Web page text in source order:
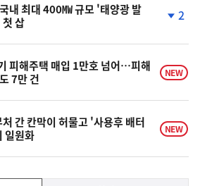
내 최대 400㎿ 규모 '태양광 발
삽
락
2
피해주택 매입 1만호 넘어…피해
7만 건
NEW
간 칸막이 허물고 '사용후 배터
일원화
NEW